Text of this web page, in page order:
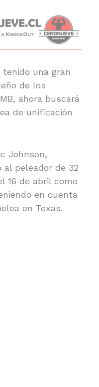
tenido una gran
de los
ahora buscará
de unificación
Johnson,
peleador de 32
16 de abril como
en cuenta
en Texas.